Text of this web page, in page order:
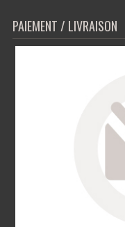
PAIEMENT / LIVRAISON